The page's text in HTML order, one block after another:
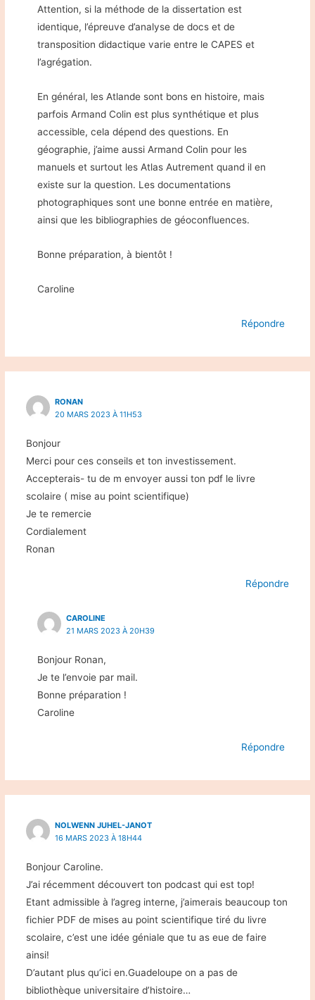
Attention, si la méthode de la dissertation est
identique, l’épreuve d’analyse de docs et de
transposition didactique varie entre le CAPES et
l’agrégation.
En général, les Atlande sont bons en histoire, mais
parfois Armand Colin est plus synthétique et plus
accessible, cela dépend des questions. En
géographie, j’aime aussi Armand Colin pour les
manuels et surtout les Atlas Autrement quand il en
existe sur la question. Les documentations
photographiques sont une bonne entrée en matière,
ainsi que les bibliographies de géoconfluences.
Bonne préparation, à bientôt !
Caroline
Répondre
RONAN
20 MARS 2023 À 11H53
Bonjour
Merci pour ces conseils et ton investissement.
Accepterais- tu de m envoyer aussi ton pdf le livre
scolaire ( mise au point scientifique)
Je te remercie
Cordialement
Ronan
Répondre
CAROLINE
21 MARS 2023 À 20H39
Bonjour Ronan,
Je te l’envoie par mail.
Bonne préparation !
Caroline
Répondre
NOLWENN JUHEL-JANOT
16 MARS 2023 À 18H44
Bonjour Caroline.
J’ai récemment découvert ton podcast qui est top!
Etant admissible à l’agreg interne, j’aimerais beaucoup ton
fichier PDF de mises au point scientifique tiré du livre
scolaire, c’est une idée géniale que tu as eue de faire
ainsi!
D’autant plus qu’ici en.Guadeloupe on a pas de
bibliothèque universitaire d’histoire…